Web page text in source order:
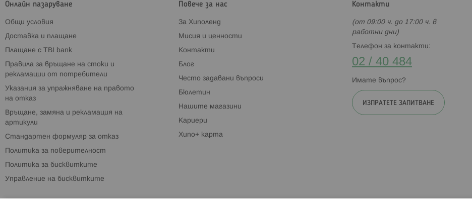
Онлайн пазаруване
Общи условия
Доставка и плащане
Плащане с TBI bank
Правила за връщане на стоки и
рекламации от потребители
Указания за упражняване на правото
на отказ
Връщане, замяна и рекламация на
артикули
Стандартен формуляр за отказ
Политика за поверителност
Политика за бисквитките
Управление на бисквитките
Повече за нас
За Хиполенд
Мисия и ценности
Контакти
Блог
Често задавани въпроси
Бюлетин
Нашите магазини
Кариери
Хипо+ карта
Контакти
(от 09:00 ч. до 17:00 ч. в
работни дни)
Телефон за контакти:
02 / 40 484
Имате въпрос?
ИЗПРАТЕТЕ ЗАПИТВАНЕ